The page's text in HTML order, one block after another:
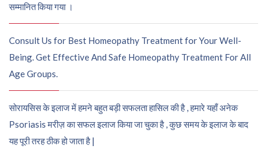
सम्मानित किया गया ।
Consult Us for Best Homeopathy Treatment for Your Well-
Being. Get Effective And Safe Homeopathy Treatment For All
Age Groups.
सोरायसिस के इलाज में हमने बहुत बड़ी सफलता हासिल की है , हमारे यहाँ अनेक
Psoriasis मरीज़ का सफल इलाज किया जा चुका है , कुछ समय के इलाज के बाद
यह पूरी तरह ठीक हो जाता है |